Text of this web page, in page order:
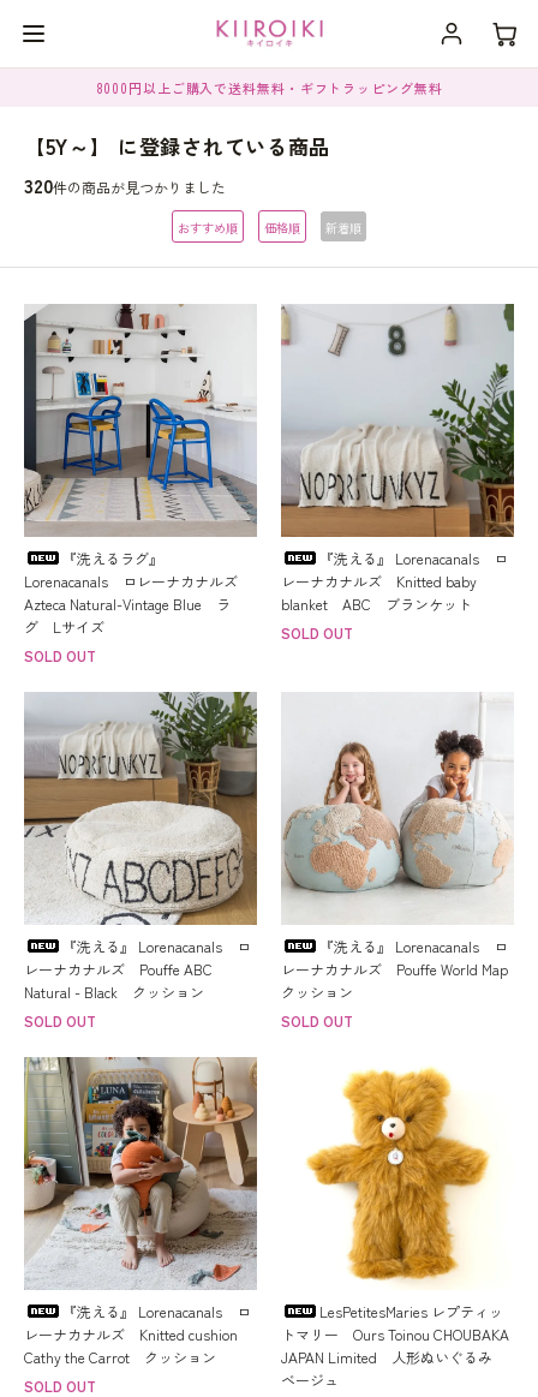
8000円以上ご購入で送料無料・ギフトラッピング無料
【5Y～】 に登録されている商品
320件の商品が見つかりました
おすすめ順 価格順 新着順
『洗えるラグ』
Lorenacanals ロレーナカナルズ
Azteca Natural-Vintage Blue ラ
グ Lサイズ
SOLD OUT
『洗える』 Lorenacanals ロ
レーナカナルズ Knitted baby
blanket ABC ブランケット
SOLD OUT
『洗える』 Lorenacanals ロ
レーナカナルズ Pouffe ABC
Natural - Black クッション
SOLD OUT
『洗える』 Lorenacanals ロ
レーナカナルズ Pouffe World Map
クッション
SOLD OUT
『洗える』 Lorenacanals ロ
レーナカナルズ Knitted cushion
Cathy the Carrot クッション
SOLD OUT
LesPetitesMaries レプティッ
トマリー Ours Toinou CHOUBAKA
JAPAN Limited 人形ぬいぐるみ
ベージュ